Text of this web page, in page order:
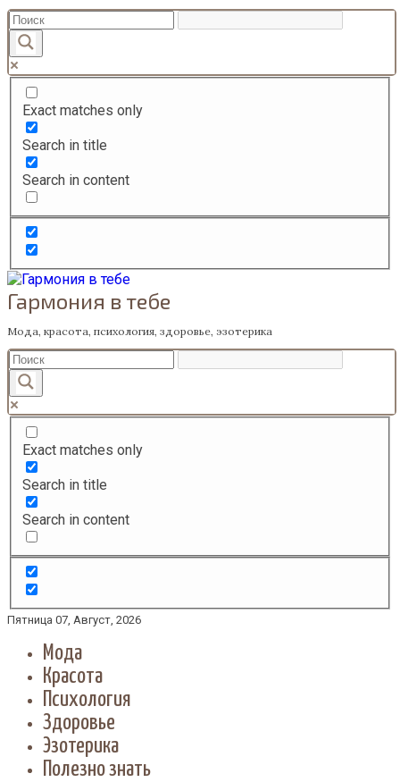
Перейти
к
содержанию
Exact matches only
Search in title
Search in content
Гармония в тебе
Мода, красота, психология, здоровье, эзотерика
Exact matches only
Search in title
Search in content
Пятница 07, Август, 2026
Мода
Красота
Психология
Здоровье
Эзотерика
Полезно знать